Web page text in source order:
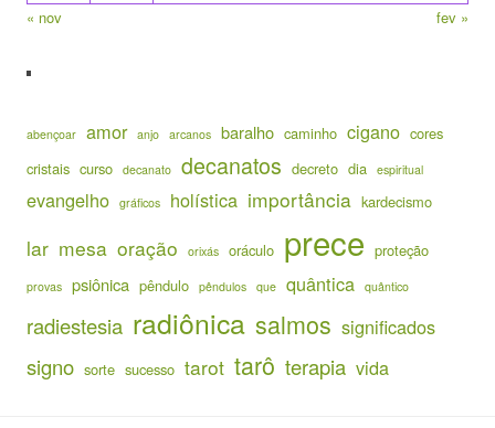
« nov
fev »
abençoar amor anjo arcanos baralho caminho cigano cores
cristais curso decanato decanatos decreto dia espiritual
evangelho gráficos holística importância kardecismo
lar mesa oração orixás oráculo prece proteção
provas psiônica pêndulo pêndulos que quântica quântico
radiestesia radiônica salmos significados
signo sorte sucesso tarot tarô terapia vida